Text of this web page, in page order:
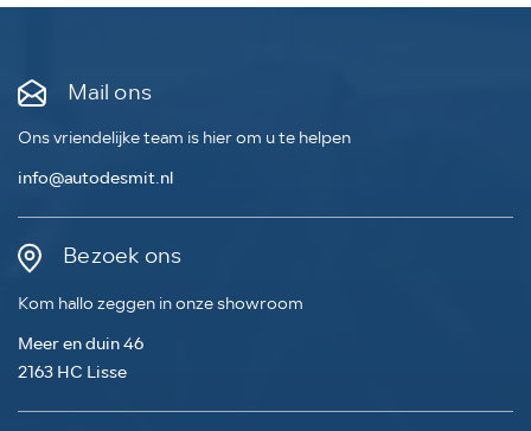
Mail ons
Ons vriendelijke team is hier om u te helpen
info@autodesmit.nl
Bezoek ons
Kom hallo zeggen in onze showroom
Meer en duin 46
2163 HC Lisse